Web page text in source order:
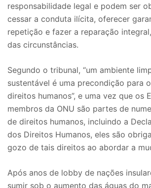
responsabilidade legal e podem ser
cessar a conduta ilícita, oferecer
repetição e fazer a reparação
das circunstâncias.
Segundo o tribunal, “um ambiente
sustentável é uma precondição para
direitos humanos”, e uma vez que os
membros da ONU são partes de
de direitos humanos, incluindo a
dos Direitos Humanos, eles são
gozo de tais direitos ao abordar a
Após anos de lobby de nações
sumir sob o aumento das águas do